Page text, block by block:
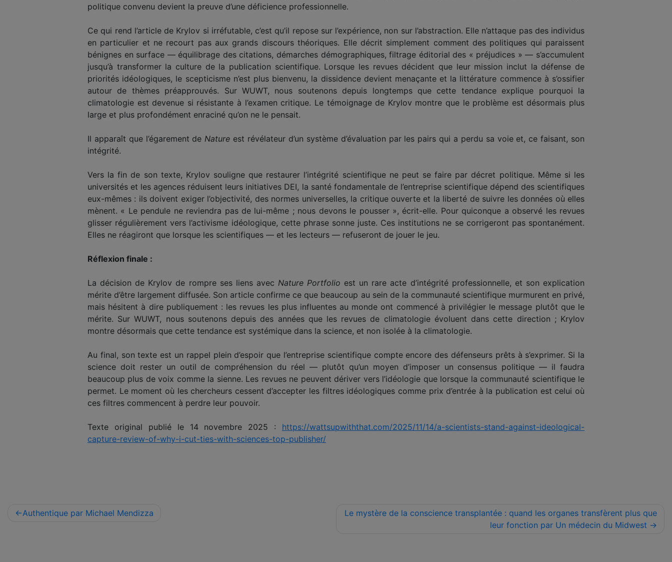
politique convenu devient la preuve d’une déficience professionnelle.
Ce qui rend l’article de Krylov si irréfutable, c’est qu’il repose sur l’expérience, non sur l’abstraction. Elle n’attaque pas des individus
en particulier et ne recourt pas aux grands discours théoriques. Elle décrit simplement comment des politiques qui paraissent
bénignes en surface — équilibrage des citations, démarches démographiques, filtrage éditorial des « préjudices » — s’accumulent
jusqu’à transformer la culture de la publication scientifique. Lorsque les revues décident que leur mission inclut la défense de
priorités idéologiques, le scepticisme n’est plus bienvenu, la dissidence devient menaçante et la littérature commence à s’ossifier
autour de thèmes préapprouvés. Sur WUWT, nous soutenons depuis longtemps que cette tendance explique pourquoi la
climatologie est devenue si résistante à l’examen critique. Le témoignage de Krylov montre que le problème est désormais plus
large et plus profondément enraciné qu’on ne le pensait.
Il apparaît que l’égarement de Nature est révélateur d’un système d’évaluation par les pairs qui a perdu sa voie et, ce faisant, son
intégrité.
Vers la fin de son texte, Krylov souligne que restaurer l’intégrité scientifique ne peut se faire par décret politique. Même si les
universités et les agences réduisent leurs initiatives DEI, la santé fondamentale de l’entreprise scientifique dépend des scientifiques
eux-mêmes : ils doivent exiger l’objectivité, des normes universelles, la critique ouverte et la liberté de suivre les données où elles
mènent. « Le pendule ne reviendra pas de lui-même ; nous devons le pousser », écrit-elle. Pour quiconque a observé les revues
glisser régulièrement vers l’activisme idéologique, cette phrase sonne juste. Ces institutions ne se corrigeront pas spontanément.
Elles ne réagiront que lorsque les scientifiques — et les lecteurs — refuseront de jouer le jeu.
Réflexion finale :
La décision de Krylov de rompre ses liens avec Nature Portfolio est un rare acte d’intégrité professionnelle, et son explication
mérite d’être largement diffusée. Son article confirme ce que beaucoup au sein de la communauté scientifique murmurent en privé,
mais hésitent à dire publiquement : les revues les plus influentes au monde ont commencé à privilégier le message plutôt que le
mérite. Sur WUWT, nous soutenons depuis des années que les revues de climatologie évoluent dans cette direction ; Krylov
montre désormais que cette tendance est systémique dans la science, et non isolée à la climatologie.
Au final, son texte est un rappel plein d’espoir que l’entreprise scientifique compte encore des défenseurs prêts à s’exprimer. Si la
science doit rester un outil de compréhension du réel — plutôt qu’un moyen d’imposer un consensus politique — il faudra
beaucoup plus de voix comme la sienne. Les revues ne peuvent dériver vers l’idéologie que lorsque la communauté scientifique le
permet. Le moment où les chercheurs cessent d’accepter les filtres idéologiques comme prix d’entrée à la publication est celui où
ces filtres commencent à perdre leur pouvoir.
Texte original publié le 14 novembre 2025 : https://wattsupwiththat.com/2025/11/14/a-scientists-stand-against-ideological-
capture-review-of-why-i-cut-ties-with-sciences-top-publisher/
Navigation
Authentique par Michael Mendizza
Le mystère de la conscience transplantée : quand les organes transfèrent plus que
leur fonction par Un médecin du Midwest